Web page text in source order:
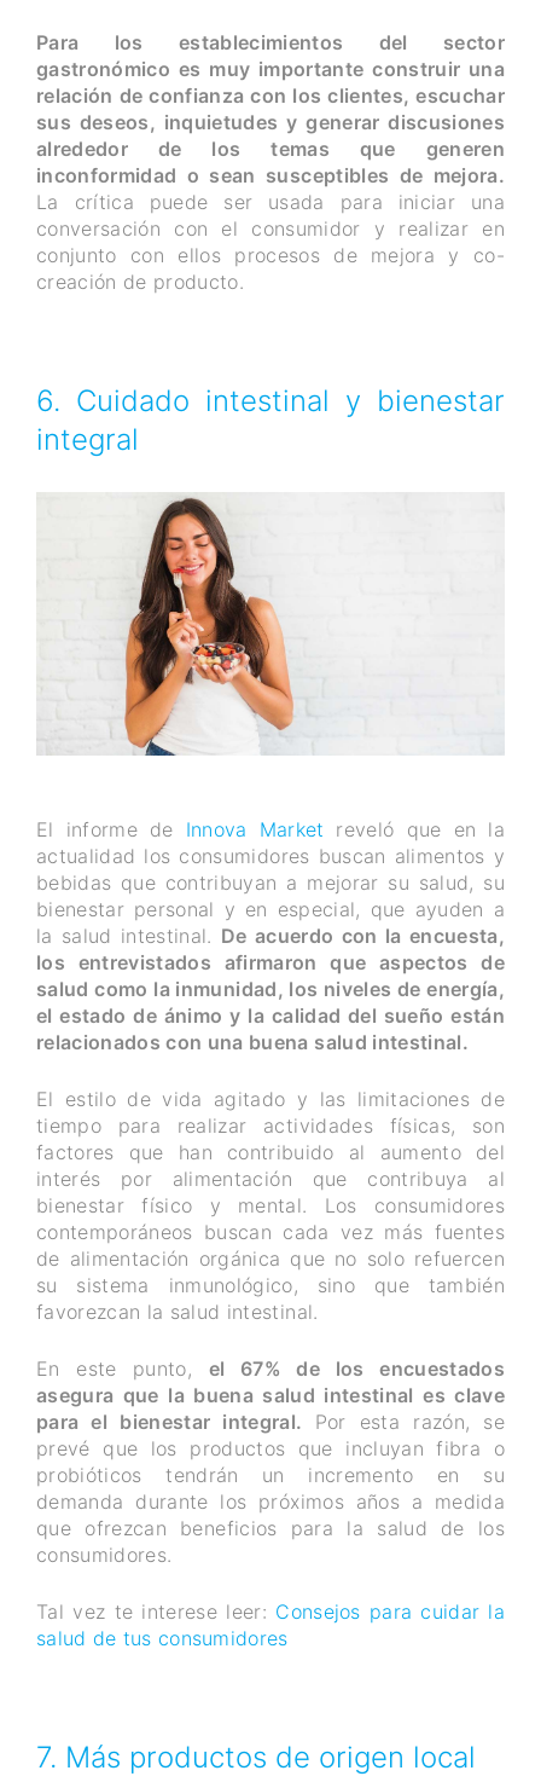
Para los establecimientos del sector
gastronómico es muy importante construir una
relación de confianza con los clientes, escuchar
sus deseos, inquietudes y generar discusiones
alrededor de los temas que generen
inconformidad o sean susceptibles de mejora.
La crítica puede ser usada para iniciar una
conversación con el consumidor y realizar en
conjunto con ellos procesos de mejora y co-
creación de producto.
6. Cuidado intestinal y bienestar
integral
El informe de Innova Market reveló que en la
actualidad los consumidores buscan alimentos y
bebidas que contribuyan a mejorar su salud, su
bienestar personal y en especial, que ayuden a
la salud intestinal. De acuerdo con la encuesta,
los entrevistados afirmaron que aspectos de
salud como la inmunidad, los niveles de energía,
el estado de ánimo y la calidad del sueño están
relacionados con una buena salud intestinal.
El estilo de vida agitado y las limitaciones de
tiempo para realizar actividades físicas, son
factores que han contribuido al aumento del
interés por alimentación que contribuya al
bienestar físico y mental. Los consumidores
contemporáneos buscan cada vez más fuentes
de alimentación orgánica que no solo refuercen
su sistema inmunológico, sino que también
favorezcan la salud intestinal.
En este punto, el 67% de los encuestados
asegura que la buena salud intestinal es clave
para el bienestar integral. Por esta razón, se
prevé que los productos que incluyan fibra o
probióticos tendrán un incremento en su
demanda durante los próximos años a medida
que ofrezcan beneficios para la salud de los
consumidores.
Tal vez te interese leer: Consejos para cuidar la
salud de tus consumidores
7. Más productos de origen local